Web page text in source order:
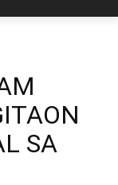
SA